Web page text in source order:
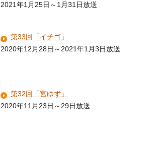
2021年1月25日～1月31日放送
第33回「イチゴ」
2020年12月28日～2021年1月3日放送
第32回「宮ゆず」
2020年11月23日～29日放送